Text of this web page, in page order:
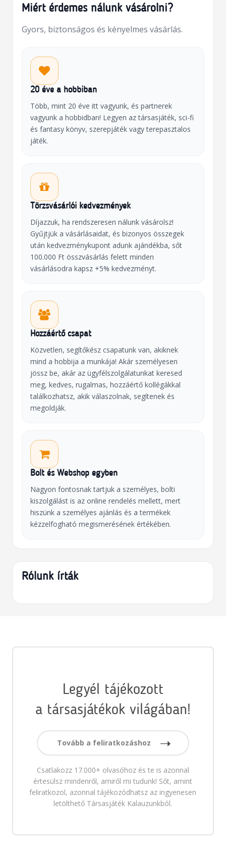
Miért érdemes nálunk vásárolni?
Gyors, biztonságos és kényelmes vásárlás.
20 éve a hobbiban
Több, mint 20 éve itt vagyunk, és partnerek
vagyunk a hobbidban! Legyen az társasjáték, sci-fi
és fantasy könyv, szerepjáték vagy terepasztalos
játék.
Törzsvásárlói kedvezmények
Díjazzuk, ha rendszeresen nálunk vásárolsz!
Gyűjtjük a vásárlásaidat, és bizonyos összegek
után kedvezménykupont adunk ajándékba, sőt
100.000 Ft összvásárlás felett minden
vásárlásodra kapsz +5% kedvezményt.
Hozzáértő csapat
Közvetlen, segítőkész csapatunk van, akiknek
mind a hobbija a munkája! Akár személyesen
jössz be, akár az ügyfélszolgálatunkat keresed
meg, kedves, rugalmas, hozzáértő kollégákkal
találkozhatsz, akik válaszolnak, segítenek és
megoldják.
Bolt és Webshop egyben
Nagyon fontosnak tartjuk a személyes, bolti
kiszolgálást is az online rendelés mellett, mert
hiszünk a személyes ajánlás és a termékek
kézzelfogható megismerésének értékében.
Rólunk írták
Legyél tájékozott
a társasjátékok világában!
Tovább a feliratkozáshoz
Csatlakozz 17.000+ olvasóhoz és te is azonnal
értesülsz mindenről, amiről mi tudunk! Sőt, amint
feliratkozol, azonnal tájékozódhatsz az ingyenesen
letölthető Társasjáték Kalauzunkból.